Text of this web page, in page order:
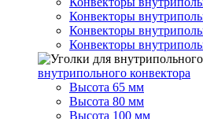
Конвекторы
Конвекторы
Конвекторы
внутрипольного конвектора
Высота 65 мм
Высота 80 мм
Высота 100 мм